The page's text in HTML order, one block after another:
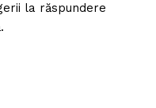
la răspundere